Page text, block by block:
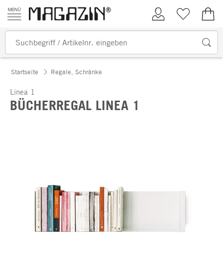
Zum Inhalt springen
Kundenkonto
Merkliste
Startseite Regale, Schränke
Linea 1
BÜCHERREGAL LINEA 1